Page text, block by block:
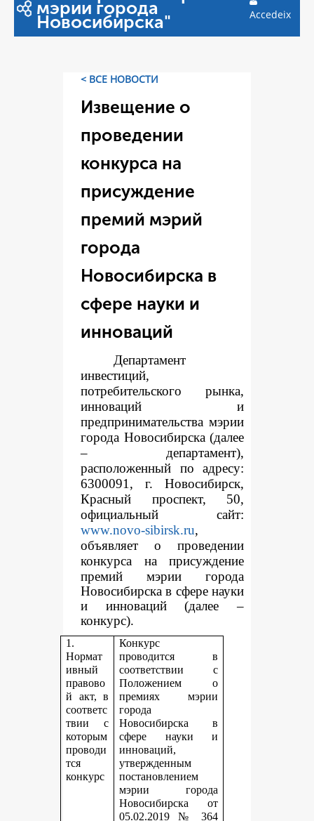
мэрии города
Новосибирска" Accedeix
< ВСЕ НОВОСТИ
Извещение о
проведении
конкурса на
присуждение
премий мэрий
города
Новосибирска в
сфере науки и
инноваций
Департамент
инвестиций,
потребительского рынка,
инноваций и
предпринимательства мэрии
города Новосибирска (далее
– департамент),
расположенный по адресу:
6300091, г. Новосибирск,
Красный проспект, 50,
официальный сайт:
www.novo-sibirsk.ru,
объявляет о проведении
конкурса на присуждение
премий мэрии города
Новосибирска в сфере науки
и инноваций (далее –
конкурс).
1.
Нормат
ивный
правово
й акт, в
соответс
твии с
которым
проводи
тся
конкурс
Конкурс
проводится в
соответствии с
Положением о
премиях мэрии
города
Новосибирска в
сфере науки и
инноваций,
утвержденным
постановлением
мэрии города
Новосибирска от
05.02.2019 № 364